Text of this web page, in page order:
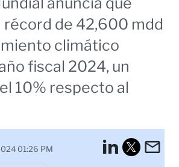
récord de 42,600 mdd
climático
fiscal 2024, un
10% respecto al
01:26 PM